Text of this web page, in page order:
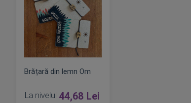
Brățară din lemn Om
La nivelul 44,68 Lei